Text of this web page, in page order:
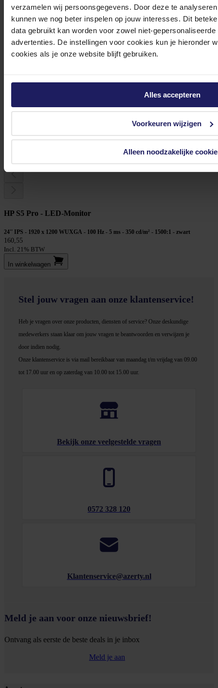
verzamelen wij persoonsgegevens. Door deze te
kunnen we nog beter inspelen op jouw interesses. Dit
data gebruikt kan worden voor zowel niet-
advertenties. De instellingen voor cookies kun je hieronder
cookies als je onze website blijft gebruiken.
Alles accepteren
Voorkeuren wijzigen
Alleen noodzakelijke
ACT AC9516 - Reinigingskit
17,48
HP S5 Pro - LED-Monitor
24'' IPS - 1920 x 1200 WUXGA - 100 Hz - 5 ms - 350 cd/m² - 1500:1 - zwart
160,55
Incl. 21% BTW
In winkel­wagen
Stel jouw vragen aan onze klantenservice!
Heb je vragen over onze producten, diensten of service? Onze deskundige
medewerkers staan klaar om jouw vragen te beantwoorden en verwijzen je
door indien nodig.
Onze klantenservice is via mail bereikbaar van maandag t/m vrijdag van 09.00
tot 17.00 uur en op zaterdag van 10.00 tot 15.00 uur.
Bekijk onze veelgestelde vragen
0572 328 120
Klantenservice@azerty.nl
Meld je aan voor onze nieuwsbrief!
Ontvang als eerste de beste deals in je inbox
Meld je aan